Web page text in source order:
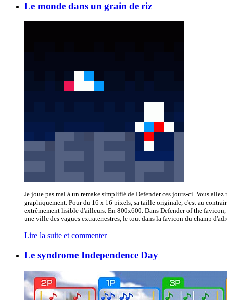
Le monde dans un grain de riz
Je joue pas mal à un remake simplifié de Defender ces jours-ci. Vous allez
graphiquement. Pour du 16 x 16 pixels, sa taille originale, c'est au
extrêmement lisible d'ailleurs. En 800x600. Dans Defender of the
une ville des vagues extraterrestres, le tout dans la favicon du champ
Lire la suite et commenter
Le syndrome Independence Day